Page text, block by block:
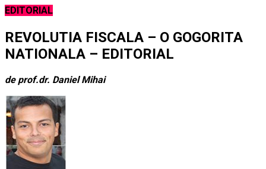
EDITORIAL
REVOLUTIA FISCALA – O GOGORITA
NATIONALA – EDITORIAL
de prof.dr. Daniel Mihai